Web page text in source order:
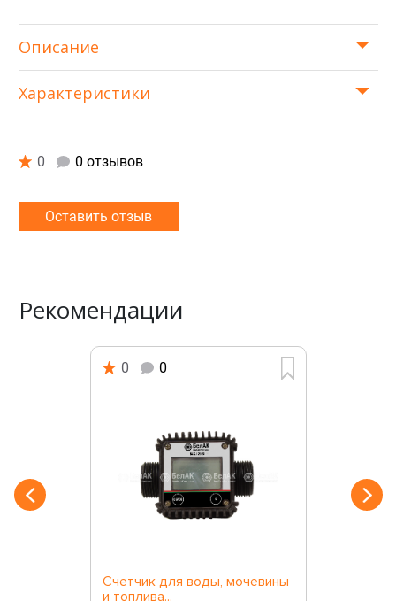
Описание
Характеристики
0 0 отзывов
Оставить отзыв
Рекомендации
0 0
Счетчик для воды, мочевины
и топлива...